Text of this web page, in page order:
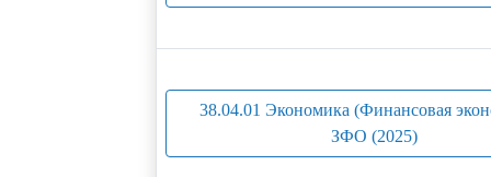
38.04.01 Экономика (Финансовая
ЗФО (2025)